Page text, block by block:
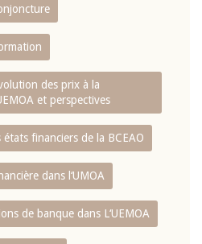
des prix à la
et perspectives
financiers de la BCEAO
dans l‘UMOA
de banque dans L‘UEMOA